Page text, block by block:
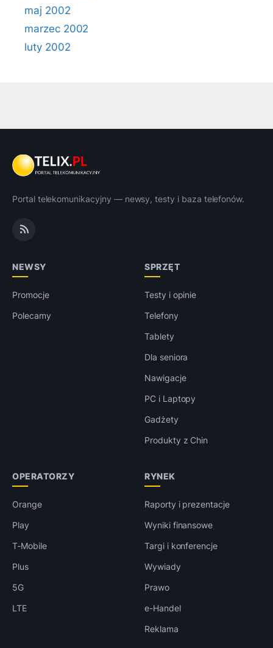
maj 2002
marzec 2002
luty 2002
Portal telekomunikacyjny — newsy, testy i baza telefonów.
NEWSY
Promocje
Polecamy
SPRZĘT
Testy i opinie
Telefony
Tablety
Dla seniora
Nawigacje
PC i Laptopy
Gadżety
Produkty z Chin
OPERATORZY
Orange
Play
T-Mobile
Plus
5G
LTE
RYNEK
Raporty i prezentacje
Wyniki finansowe
Targi i konferencje
Wywiady
Prawo
e-Handel
Reklama